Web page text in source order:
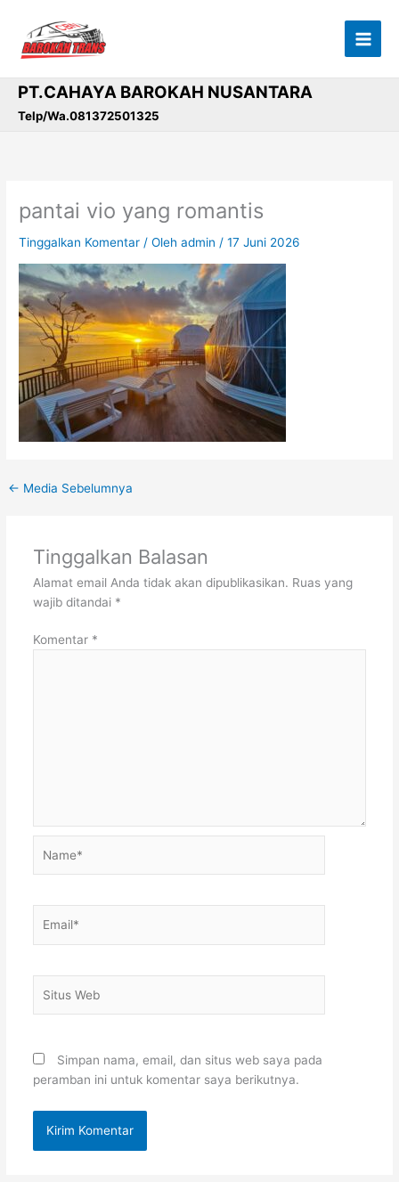
konten
PT.CAHAYA BAROKAH NUSANTARA
Telp/Wa.081372501325
pantai vio yang romantis
Tinggalkan Komentar / Olehadmin /17 Juni 2026
← Media Sebelumnya
Tinggalkan Balasan
Alamat email Anda tidak akan dipublikasikan. Ruas yang
wajib ditandai *
Komentar *
Web
Simpan nama, email, dan situs web saya pada
peramban ini untuk komentar saya berikutnya.